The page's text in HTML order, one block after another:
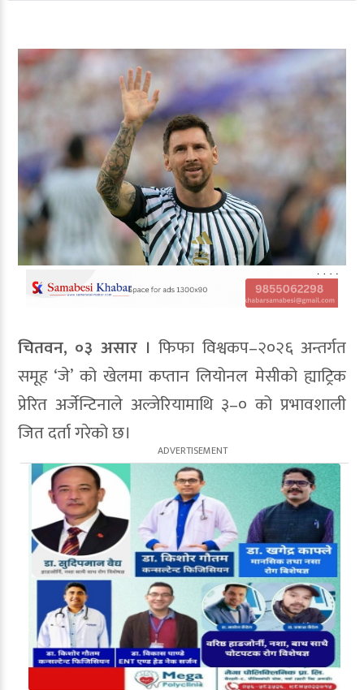
चितवन, ०३ असार । फिफा विश्वकप–२०२६ अन्तर्गत
समूह ‘जे’ को खेलमा कप्तान लियोनल मेसीको ह्याट्रिक
प्रेरित अर्जेन्टिनाले अल्जेरियामाथि ३–० को प्रभावशाली
जित दर्ता गरेको छ।